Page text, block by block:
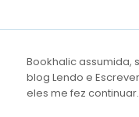
Bookhalic assumida,
blog Lendo e
eles me fez continuar.